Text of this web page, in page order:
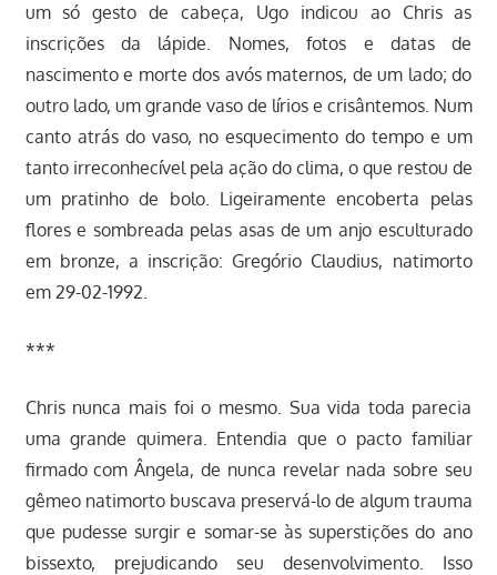
um só gesto de cabeça, Ugo indicou ao Chris as
inscrições da lápide. Nomes, fotos e datas de
nascimento e morte dos avós maternos, de um lado; do
outro lado, um grande vaso de lírios e crisântemos. Num
canto atrás do vaso, no esquecimento do tempo e um
tanto irreconhecível pela ação do clima, o que restou de
um pratinho de bolo. Ligeiramente encoberta pelas
flores e sombreada pelas asas de um anjo esculturado
em bronze, a inscrição: Gregório Claudius, natimorto
em 29-02-1992.
***
Chris nunca mais foi o mesmo. Sua vida toda parecia
uma grande quimera. Entendia que o pacto familiar
firmado com Ângela, de nunca revelar nada sobre seu
gêmeo natimorto buscava preservá-lo de algum trauma
que pudesse surgir e somar-se às superstições do ano
bissexto, prejudicando seu desenvolvimento. Isso